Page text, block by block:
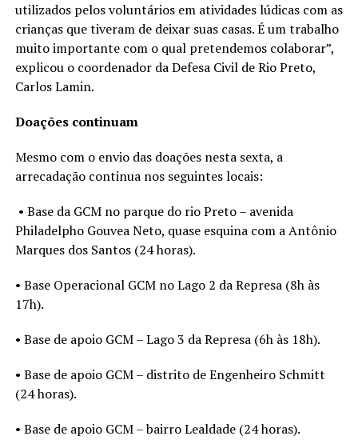
utilizados pelos voluntários em atividades lúdicas com as
crianças que tiveram de deixar suas casas. É um trabalho
muito importante com o qual pretendemos colaborar”,
explicou o coordenador da Defesa Civil de Rio Preto,
Carlos Lamin.
Doações continuam
Mesmo com o envio das doações nesta sexta, a
arrecadação continua nos seguintes locais:
• Base da GCM no parque do rio Preto – avenida
Philadelpho Gouvea Neto, quase esquina com a Antônio
Marques dos Santos (24 horas).
• Base Operacional GCM no Lago 2 da Represa (8h às
17h).
• Base de apoio GCM – Lago 3 da Represa (6h às 18h).
• Base de apoio GCM – distrito de Engenheiro Schmitt
(24 horas).
• Base de apoio GCM – bairro Lealdade (24 horas).